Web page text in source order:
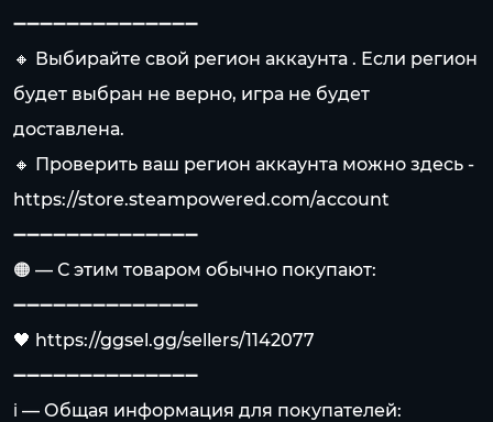
➖➖➖➖➖➖➖➖➖➖➖➖➖➖
🔸 Выбирайте свой регион аккаунта . Если регион
будет выбран не верно, игра не будет
доставлена.
🔸 Проверить ваш регион аккаунта можно здесь -
https://store.steampowered.com/account
➖➖➖➖➖➖➖➖➖➖➖➖➖➖
🟠 — С этим товаром обычно покупают:
➖➖➖➖➖➖➖➖➖➖➖➖➖➖
🖤 https://ggsel.gg/sellers/1142077
➖➖➖➖➖➖➖➖➖➖➖➖➖➖
ℹ️ — Общая информация для покупателей: